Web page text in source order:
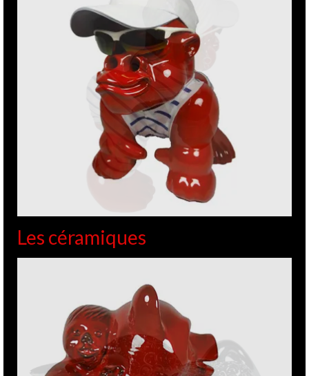
Edifié au 12e siècle puis remanié successivement aux 16e et
19e par la grand-mère du peintre qui le rendit habitable, le
château se visite depuis 1954. C’est au château du Bosc que
le peintre a passé une grande partie de son enfance. Entre
Chateau du Bosc,Toulouse Lautrec